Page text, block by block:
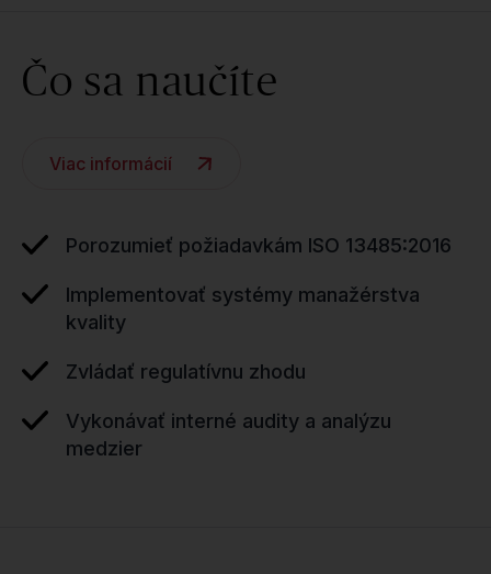
Čo sa naučíte
Viac informácií
Porozumieť požiadavkám ISO 13485:2016
Implementovať systémy manažérstva
kvality
Zvládať regulatívnu zhodu
Vykonávať interné audity a analýzu
medzier